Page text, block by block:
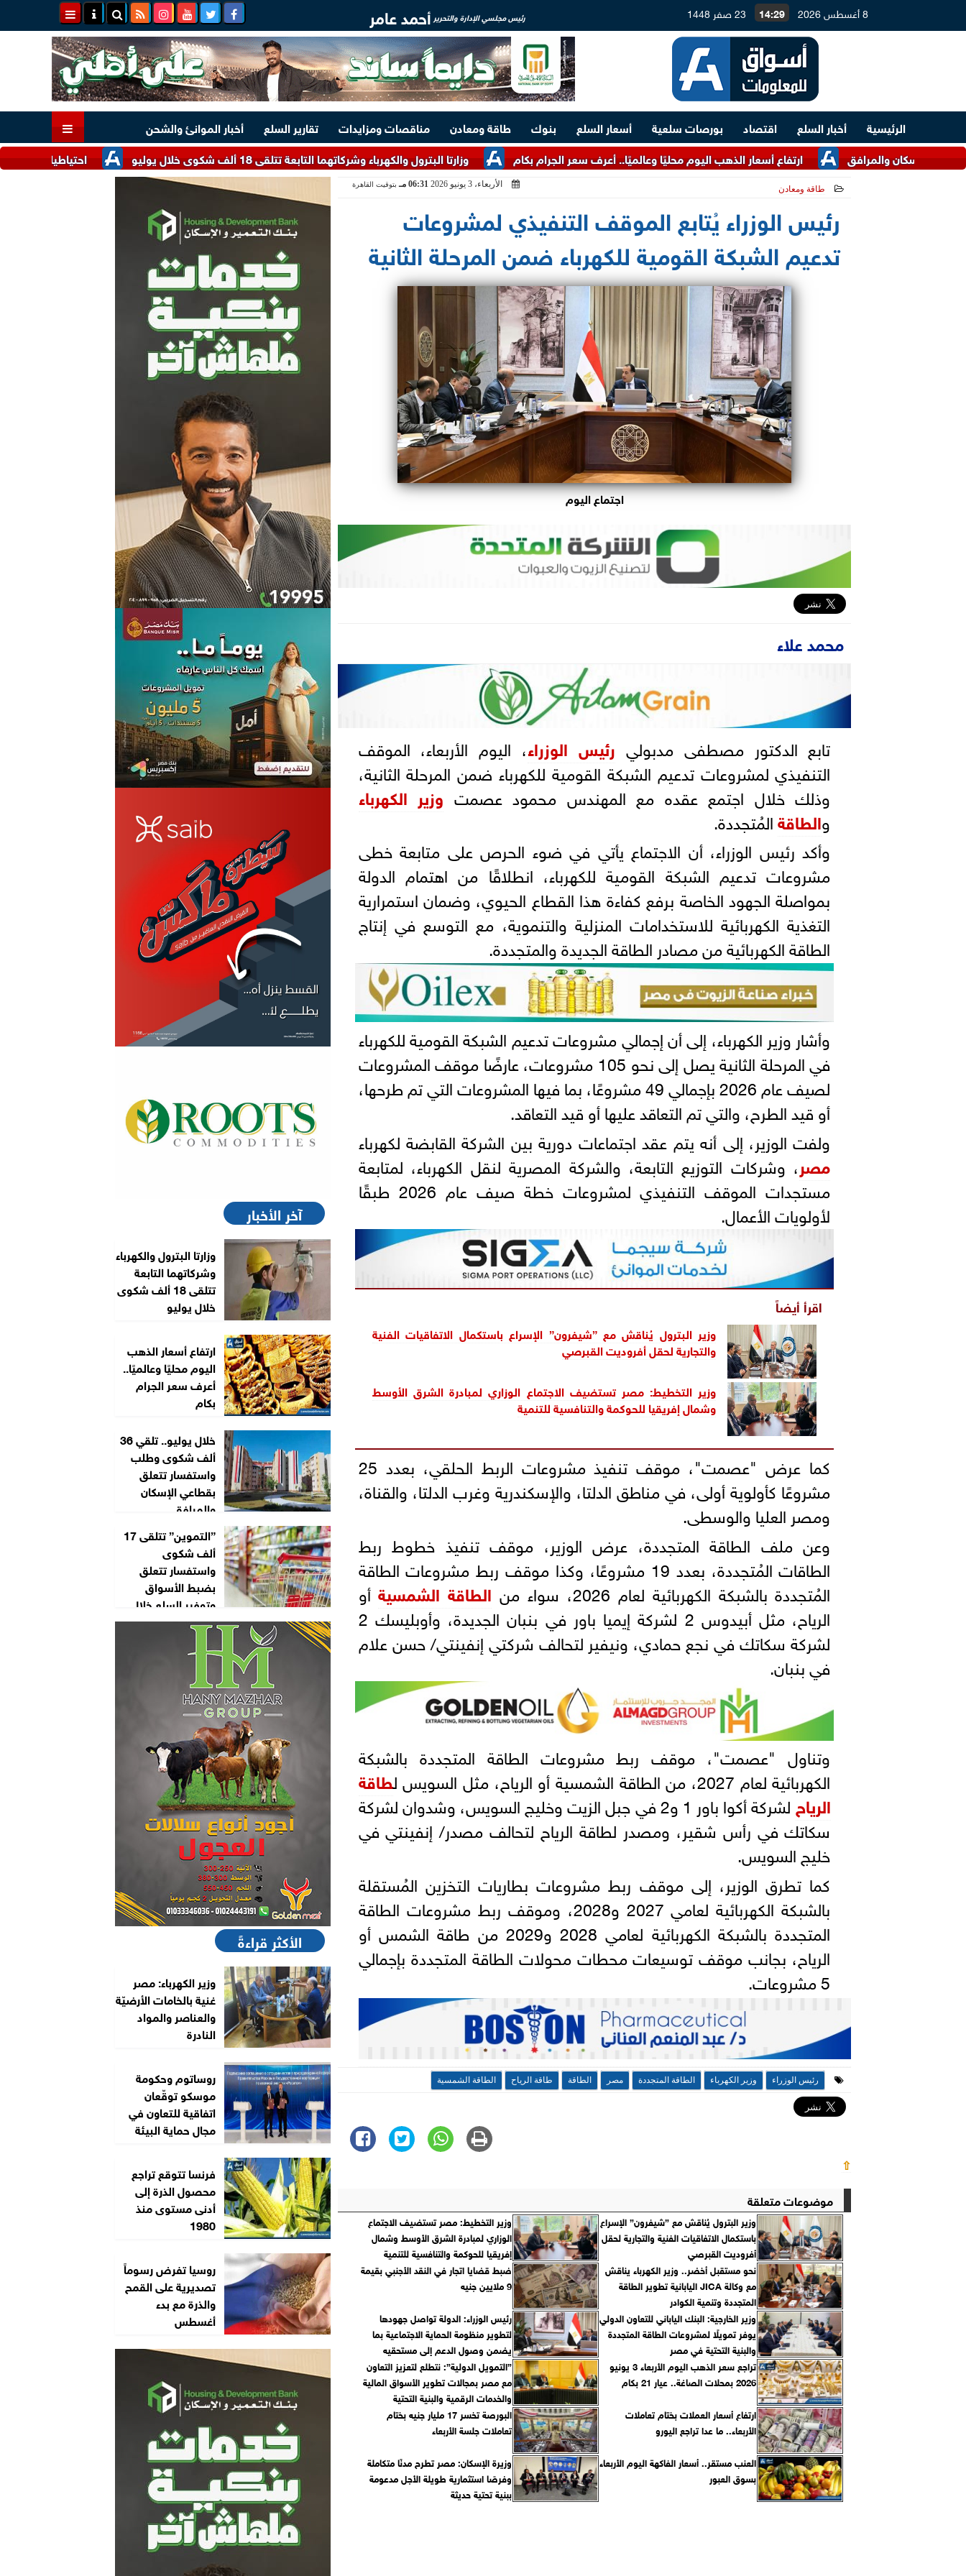
8 أغسطس 2026 14:29 23 صفر 1448 رئيس مجلسي الإدارة والتحرير أحمد عامر
الرئيسية أخبار السلع اقتصاد بورصات سلعية أسعار السلع بنوك طاقة ومعادن مناقصات ومزايدات تقارير السلع
أخبار الموانئ والشحن
احتياطيات النقد الأجنبي في السعودية ترتفع 10% إلى
وزارتا البترول والكهرباء وشركاتهما التابعة تتلقى 18 ألف شكوى خلال يوليو ارتفاع أسعار الذهب اليوم محليًا وعالميًا.. أعرف سعر الجرام بكام
طاقة ومعادن الأربعاء، 3 يونيو 2026 06:31 مـ بتوقيت القاهرة
رئيس الوزراء يُتابع الموقف التنفيذي لمشروعات
تدعيم الشبكة القومية للكهرباء ضمن المرحلة الثانية
اجتماع اليوم
محمد علاء
تابع الدكتور مصطفى مدبولي رئيس الوزراء، اليوم الأربعاء، الموقف
التنفيذي لمشروعات تدعيم الشبكة القومية للكهرباء ضمن المرحلة الثانية،
وذلك خلال اجتمع عقده مع المهندس محمود عصمت وزير الكهرباء
والطاقةالمُتجددة.
وأكد رئيس الوزراء، أن الاجتماع يأتي في ضوء الحرص على متابعة خطى
مشروعات تدعيم الشبكة القومية للكهرباء، انطلاقًا من اهتمام الدولة
بمواصلة الجهود الخاصة برفع كفاءة هذا القطاع الحيوي، وضمان استمرارية
التغذية الكهربائية للاستخدامات المنزلية والتنموية، مع التوسع في إنتاج
الطاقة الكهربائية من مصادر الطاقة الجديدة والمتجددة.
وأشار وزير الكهرباء، إلى أن إجمالي مشروعات تدعيم الشبكة القومية للكهرباء
في المرحلة الثانية يصل إلى نحو 105 مشروعات، عارضًا موقف المشروعات
لصيف عام 2026 بإجمالي 49 مشروعًا، بما فيها المشروعات التي تم طرحها،
أو قيد الطرح، والتي تم التعاقد عليها أو قيد التعاقد.
ولفت الوزير، إلى أنه يتم عقد اجتماعات دورية بين الشركة القابضة لكهرباء
مصر، وشركات التوزيع التابعة، والشركة المصرية لنقل الكهرباء، لمتابعة
مستجدات الموقف التنفيذي لمشروعات خطة صيف عام 2026 طبقًا
لأولويات الأعمال.
اقرأ أيضاً
وزير البترول يُناقش مع ”شيفرون” الإسراع باستكمال الاتفاقيات الفنية
والتجارية لحقل أفروديت القبرصي
وزير التخطيط: مصر تستضيف الاجتماع الوزاري لمبادرة الشرق الأوسط
وشمال إفريقيا للحوكمة والتنافسية للتنمية
كما عرض "عصمت"، موقف تنفيذ مشروعات الربط الحلقي، بعدد 25
مشروعًا كأولوية أولى، في مناطق الدلتا، والإسكندرية وغرب الدلتا، والقناة،
ومصر العليا والوسطى.
وعن ملف الطاقة المتجددة، عرض الوزير، موقف تنفيذ خطوط ربط
الطاقات المُتجددة، بعدد 19 مشروعًا، وكذا موقف ربط مشروعات الطاقة
المُتجددة بالشبكة الكهربائية لعام 2026، سواء من
الطاقة الشمسيةأو
الرياح، مثل أبيدوس 2 لشركة إيميا باور في بنبان الجديدة، وأوبليسك 2
لشركة سكاتك في نجع حمادي، ونيفير لتحالف شركتي إنفينتي/ حسن علام
في بنبان.
وتناول "عصمت"، موقف ربط مشروعات الطاقة المتجددة بالشبكة
الكهربائية لعام 2027، من الطاقة الشمسية أو الرياح، مثل السويس ل
طاقة
الرياح
لشركة أكوا باور 1 و2 في جبل الزيت وخليج السويس، وشدوان لشركة
سكاتك في رأس شقير، ومصدر لطاقة الرياح لتحالف مصدر/ إنفينتي في
خليج السويس.
كما تطرق الوزير، إلى موقف ربط مشروعات بطاريات التخزين المُستقلة
بالشبكة الكهربائية لعامي 2027 و2028، وموقف ربط مشروعات الطاقة
المتجددة بالشبكة الكهربائية لعامي 2028 و2029 من طاقة الشمس أو
الرياح، بجانب موقف توسيعات محطات محولات الطاقة المتجددة بإجمالي
5 مشروعات.
رئيس الوزراء وزير الكهرباء الطاقة المتجددة مصر الطاقة طاقة الرياح الطاقة الشمسية
⇧
موضوعات متعلقة
وزير البترول يُناقش مع ”شيفرون” الإسراع
باستكمال الاتفاقيات الفنية والتجارية لحقل
أفروديت القبرصي
وزير التخطيط: مصر تستضيف الاجتماع
الوزاري لمبادرة الشرق الأوسط وشمال
إفريقيا للحوكمة والتنافسية للتنمية
نحو مستقبل أخضر.. وزير الكهرباء يناقش
مع وكالة JICA اليابانية تطوير الطاقة
المتجددة وتنمية الكوادر
ضبط قضايا اتجار في النقد الأجنبي بقيمة
9 ملايين جنيه
وزير الخارجية: البنك الياباني للتعاون الدولي
يوفر تمويلًا لمشروعات الطاقة المتجددة
والبنية التحتية في مصر
رئيس الوزراء: الدولة تواصل جهودها
لتطوير منظومة الحماية الاجتماعية بما
يضمن وصول الدعم إلى مستحقيه
تراجع سعر الذهب اليوم الأربعاء 3 يونيو
2026 بمحلات الصاغة.. عيار 21 بكام
”التمويل الدولية”: نتطلع لتعزيز التعاون
مع مصر بمجالات تطوير الأسواق المالية
والخدمات الرقمية والبنية التحتية
ارتفاع أسعار العملات بختام تعاملات
الأربعاء.. ما عدا تراجع اليورو
البورصة تخسر 17 مليار جنيه بختام
تعاملات جلسة الأربعاء
العنب مستقر.. أسعار الفاكهة اليوم الأربعاء
بسوق العبور
وزيرة الإسكان: مصر تطرح مدنًا متكاملة
وفرصًا استثمارية طويلة الأجل مدعومة
ببنية تحتية حديثة
آخر الأخبار
وزارتا البترول والكهرباء
وشركاتهما التابعة
تتلقى 18 ألف شكوى
خلال يوليو
ارتفاع أسعار الذهب
اليوم محليًا وعالميًا..
أعرف سعر الجرام
بكام
خلال يوليو.. تلقي 36
ألف شكوى وطلب
واستفسار تتعلق
بقطاعي الإسكان
والمرافق
”التموين” تتلقى 17
ألف شكوى
واستفسار تتعلق
بضبط الأسواق
وتوفير السلع خلال...
الأكثر قراءةً
وزير الكهرباء: مصر
غنية بالخامات الأرضيّة
والعناصر والمواد
النادرة
روساتوم وحكومة
موسكو توقّعان
اتفاقية للتعاون في
مجال حماية البيئة
فرنسا تتوقع تراجع
محصول الذرة إلى
أدنى مستوى منذ
1980
روسيا تفرض رسوماً
تصديرية على القمح
والذرة مع بدء
أغسطس